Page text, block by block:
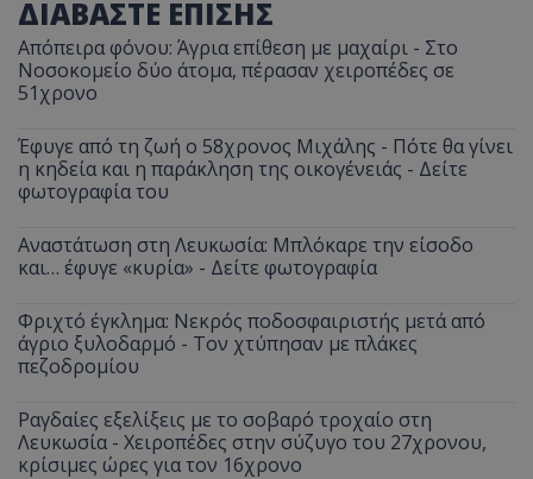
ΔΙΑΒΑΣΤΕ ΕΠΙΣΗΣ
Απόπειρα φόνου: Άγρια επίθεση με μαχαίρι - Στο
Νοσοκομείο δύο άτομα, πέρασαν χειροπέδες σε
51χρονο
Έφυγε από τη ζωή ο 58χρονος Μιχάλης - Πότε θα γίνει
η κηδεία και η παράκληση της οικογένειάς - Δείτε
φωτογραφία του
Αναστάτωση στη Λευκωσία: Μπλόκαρε την είσοδο
και… έφυγε «κυρία» - Δείτε φωτογραφία
Φριχτό έγκλημα: Νεκρός ποδοσφαιριστής μετά από
άγριο ξυλοδαρμό - Τον χτύπησαν με πλάκες
πεζοδρομίου
Ραγδαίες εξελίξεις με το σοβαρό τροχαίο στη
Λευκωσία - Χειροπέδες στην σύζυγο του 27χρονου,
κρίσιμες ώρες για τον 16χρονο